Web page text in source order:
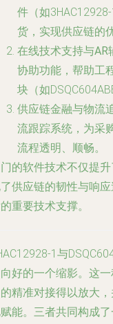
件（如
货，实现供应链的
在线技术支持与AR
协助功能，帮助工
块（如
供应链金融与物流
流跟踪系统，为采
流程透明、顺畅。
的软件技术不仅提
供应链的韧性与响
重要技术支撑。
1与
好的一个缩影。这
精准对接得以放大
能。三者共同构成